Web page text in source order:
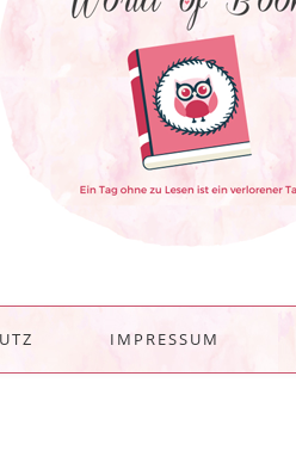
IMPRESSUM